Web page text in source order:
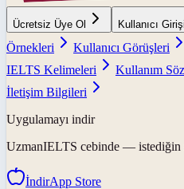
Ücretsiz Üye Ol Kullanıcı Girişi
Örnekleri
Kullanıcı Görüşleri
IELTS Kelimeleri
Kullanım
İletişim Bilgileri
Uygulamayı indir
UzmanIELTS cebinde — istediğin
İndirApp Store